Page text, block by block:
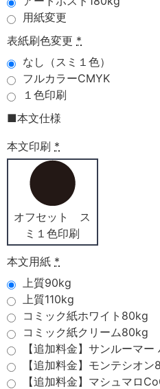
用紙変更
表紙刷色変更 *
なし（スミ１色）
フルカラーCMYK
１色印刷
■本文仕様
本文印刷 *
オフセット ス
ミ１色印刷
本文用紙 *
上質90kg
上質110kg
コミック紙ホワイト80kg
コミック紙クリーム80kg
【追加料金】サンルーマ
【追加料金】モンテシオン
【追加料金】マシュマロ